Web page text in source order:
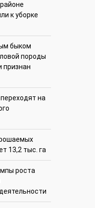
к уборке
быком
породы
признан
на
13,2 тыс. га
роста